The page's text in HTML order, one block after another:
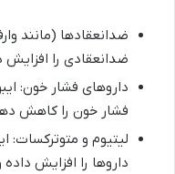
ضدانعقادها (مانند
ضدانعقادی را افزایش
داروهای فشار خون:
فشار خون را کاهش
لیتیوم و متوترکسات:
داروها را افزایش